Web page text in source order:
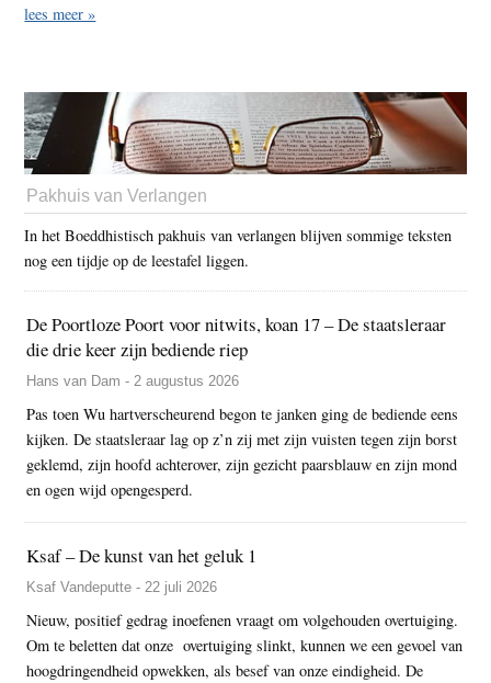
lees meer »
Pakhuis van Verlangen
In het Boeddhistisch pakhuis van verlangen blijven sommige teksten
nog een tijdje op de leestafel liggen.
De Poortloze Poort voor nitwits, koan 17 – De staatsleraar
die drie keer zijn bediende riep
Hans van Dam - 2 augustus 2026
Pas toen Wu hartverscheurend begon te janken ging de bediende eens
kijken. De staatsleraar lag op z’n zij met zijn vuisten tegen zijn borst
geklemd, zijn hoofd achterover, zijn gezicht paarsblauw en zijn mond
en ogen wijd opengesperd.
Ksaf – De kunst van het geluk 1
Ksaf Vandeputte - 22 juli 2026
Nieuw, positief gedrag inoefenen vraagt om volgehouden overtuiging.
Om te beletten dat onze overtuiging slinkt, kunnen we een gevoel van
hoogdringendheid opwekken, als besef van onze eindigheid. De